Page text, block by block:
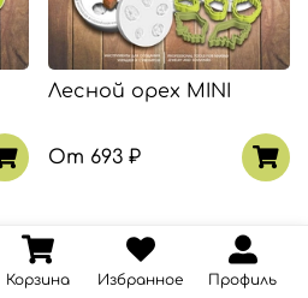
Лесной орех MINI
От 693 ₽
Корзина Избранное Профиль